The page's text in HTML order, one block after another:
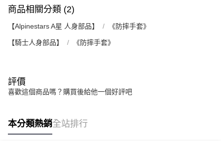
商品相關分類 (2)
【Alpinestars A星 人身部品】 《防摔手套》
【騎士人身部品】 《防摔手套》
評價
喜歡這個商品嗎？購買後給他一個好評吧
本分類熱銷全站排行